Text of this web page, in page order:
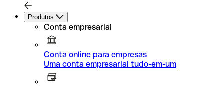
Produtos
Conta empresarial
Conta online para empresas
Uma conta empresarial tudo-em-um